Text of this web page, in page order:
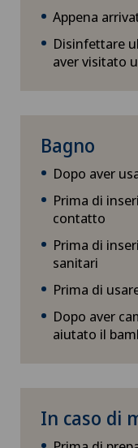
Appena
Disinfettare
aver visitato
Bagno
Dopo aver
Prima di
contatto
Prima di
sanitari
Prima di
Dopo aver
aiutato il
In caso di